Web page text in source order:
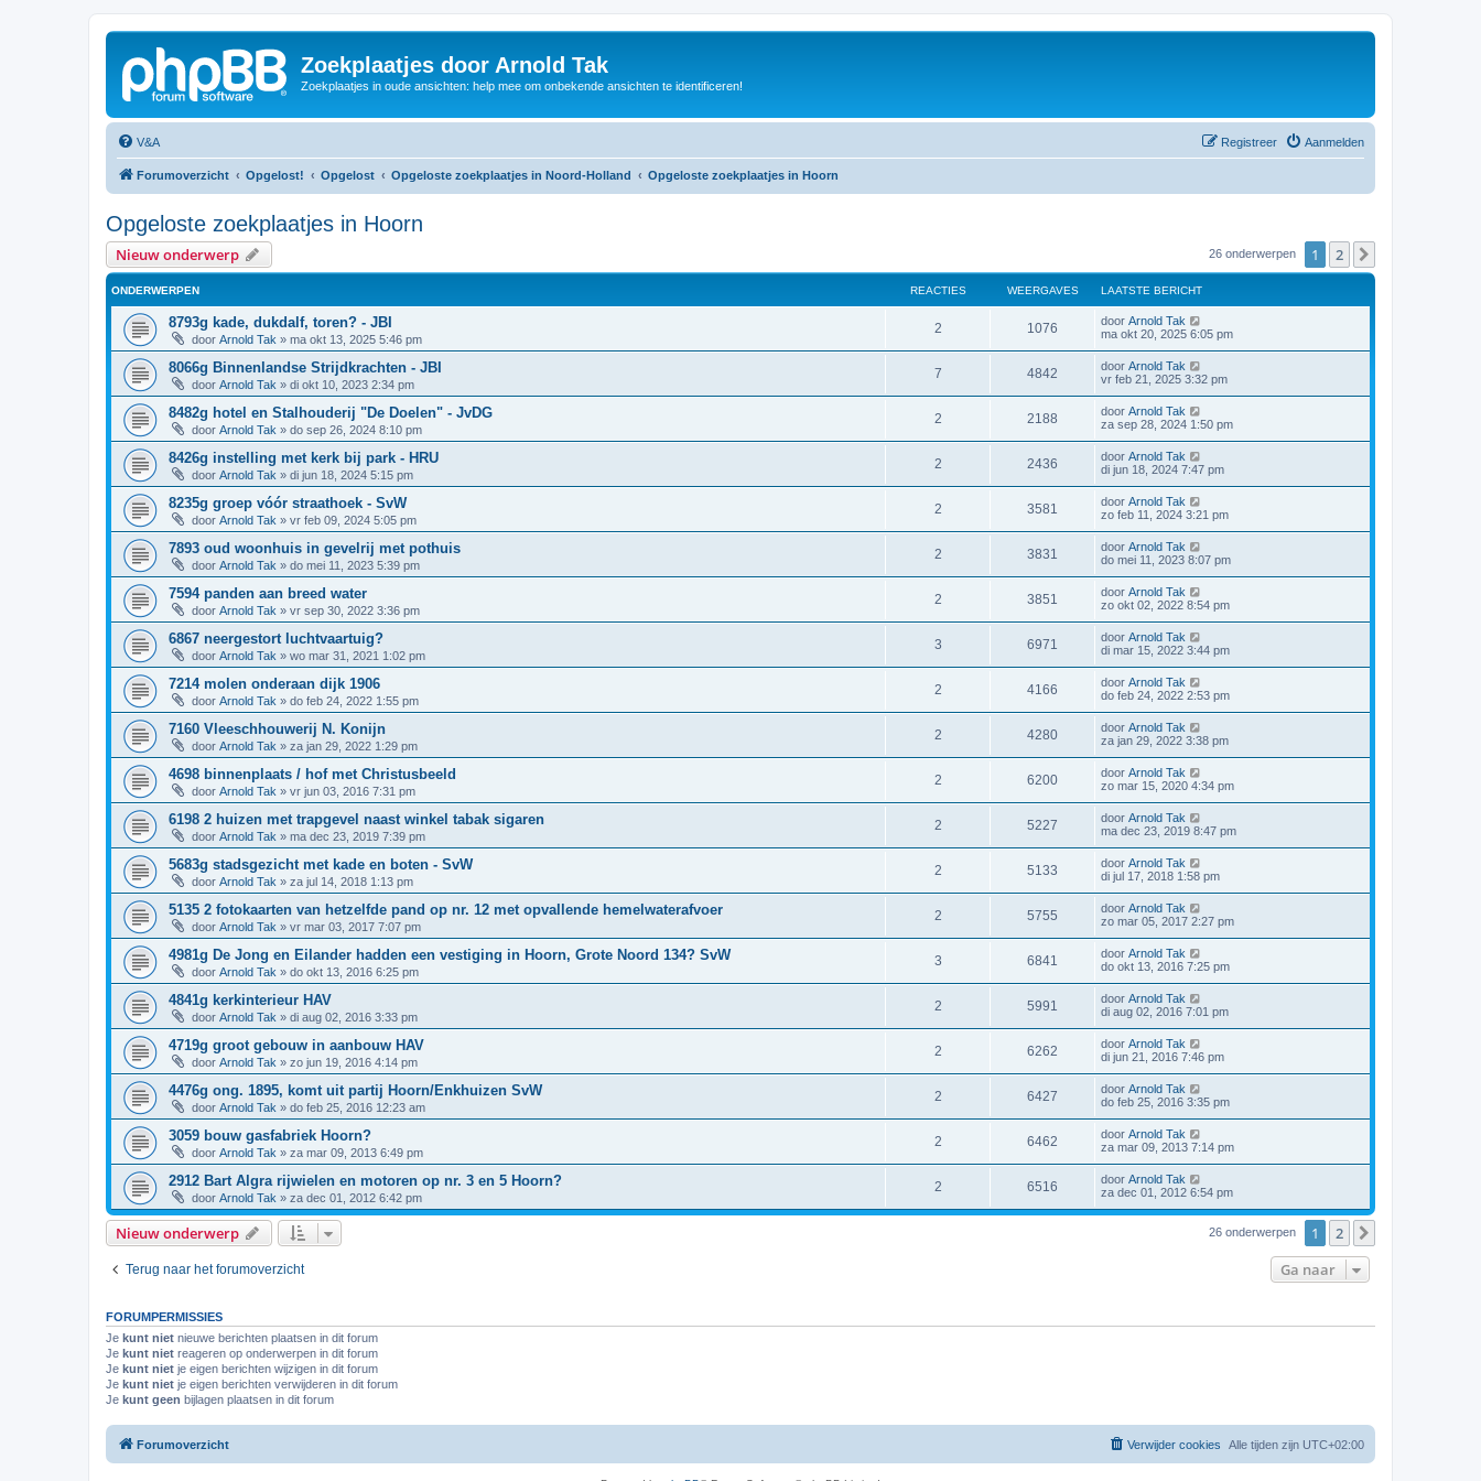
Zoekplaatjes door Arnold Tak
Zoekplaatjes in oude ansichten: help mee om onbekende ansichten te identificeren!
V&A Aanmelden
Registreer
Forumoverzicht Opgelost! Opgelost Opgeloste zoekplaatjes in Noord-Holland Opgeloste zoekplaatjes in Hoorn
Opgeloste zoekplaatjes in Hoorn
Nieuw onderwerp 26 onderwerpen 1 2
ONDERWERPEN REACTIES WEERGAVES LAATSTE BERICHT
8793g kade, dukdalf, toren? - JBI
door Arnold Tak » ma okt 13, 2025 5:46 pm
2 1076 door Arnold Tak
ma okt 20, 2025 6:05 pm
8066g Binnenlandse Strijdkrachten - JBI
door Arnold Tak » di okt 10, 2023 2:34 pm
7 4842 door Arnold Tak
vr feb 21, 2025 3:32 pm
8482g hotel en Stalhouderij "De Doelen" - JvDG
door Arnold Tak » do sep 26, 2024 8:10 pm
2 2188 door Arnold Tak
za sep 28, 2024 1:50 pm
8426g instelling met kerk bij park - HRU
door Arnold Tak » di jun 18, 2024 5:15 pm
2 2436 door Arnold Tak
di jun 18, 2024 7:47 pm
8235g groep vóór straathoek - SvW
door Arnold Tak » vr feb 09, 2024 5:05 pm
2 3581 door Arnold Tak
zo feb 11, 2024 3:21 pm
7893 oud woonhuis in gevelrij met pothuis
door Arnold Tak » do mei 11, 2023 5:39 pm
2 3831 door Arnold Tak
do mei 11, 2023 8:07 pm
7594 panden aan breed water
door Arnold Tak » vr sep 30, 2022 3:36 pm
2 3851 door Arnold Tak
zo okt 02, 2022 8:54 pm
6867 neergestort luchtvaartuig?
door Arnold Tak » wo mar 31, 2021 1:02 pm
3 6971 door Arnold Tak
di mar 15, 2022 3:44 pm
7214 molen onderaan dijk 1906
door Arnold Tak » do feb 24, 2022 1:55 pm
2 4166 door Arnold Tak
do feb 24, 2022 2:53 pm
7160 Vleeschhouwerij N. Konijn
door Arnold Tak » za jan 29, 2022 1:29 pm
2 4280 door Arnold Tak
za jan 29, 2022 3:38 pm
4698 binnenplaats / hof met Christusbeeld
door Arnold Tak » vr jun 03, 2016 7:31 pm
2 6200 door Arnold Tak
zo mar 15, 2020 4:34 pm
6198 2 huizen met trapgevel naast winkel tabak sigaren
door Arnold Tak » ma dec 23, 2019 7:39 pm
2 5227 door Arnold Tak
ma dec 23, 2019 8:47 pm
5683g stadsgezicht met kade en boten - SvW
door Arnold Tak » za jul 14, 2018 1:13 pm
2 5133 door Arnold Tak
di jul 17, 2018 1:58 pm
5135 2 fotokaarten van hetzelfde pand op nr. 12 met opvallende hemelwaterafvoer
door Arnold Tak » vr mar 03, 2017 7:07 pm
2 5755 door Arnold Tak
zo mar 05, 2017 2:27 pm
4981g De Jong en Eilander hadden een vestiging in Hoorn, Grote Noord 134? SvW
door Arnold Tak » do okt 13, 2016 6:25 pm
3 6841 door Arnold Tak
do okt 13, 2016 7:25 pm
4841g kerkinterieur HAV
door Arnold Tak » di aug 02, 2016 3:33 pm
2 5991 door Arnold Tak
di aug 02, 2016 7:01 pm
4719g groot gebouw in aanbouw HAV
door Arnold Tak » zo jun 19, 2016 4:14 pm
2 6262 door Arnold Tak
di jun 21, 2016 7:46 pm
4476g ong. 1895, komt uit partij Hoorn/Enkhuizen SvW
door Arnold Tak » do feb 25, 2016 12:23 am
2 6427 door Arnold Tak
do feb 25, 2016 3:35 pm
3059 bouw gasfabriek Hoorn?
door Arnold Tak » za mar 09, 2013 6:49 pm
2 6462 door Arnold Tak
za mar 09, 2013 7:14 pm
2912 Bart Algra rijwielen en motoren op nr. 3 en 5 Hoorn?
door Arnold Tak » za dec 01, 2012 6:42 pm
2 6516 door Arnold Tak
za dec 01, 2012 6:54 pm
Nieuw onderwerp 26 onderwerpen 1 2
Terug naar het forumoverzicht Ga naar
FORUMPERMISSIES
Je kunt niet nieuwe berichten plaatsen in dit forum
Je kunt niet reageren op onderwerpen in dit forum
Je kunt niet je eigen berichten wijzigen in dit forum
Je kunt niet je eigen berichten verwijderen in dit forum
Je kunt geen bijlagen plaatsen in dit forum
Forumoverzicht Alle tijden zijn UTC+02:00
Verwijder cookies